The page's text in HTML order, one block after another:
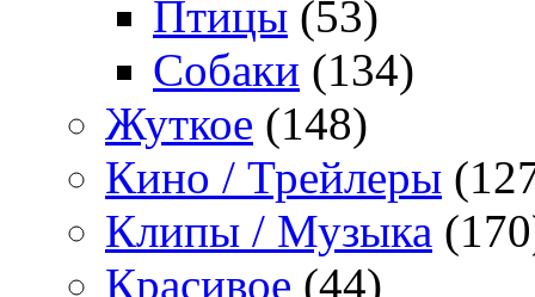
Птицы (53)
Собаки (134)
Жуткое (148)
Кино / Трейлеры
Клипы / Музыка
Красивое (44)